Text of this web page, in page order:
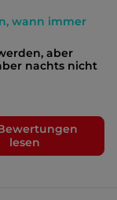
wann immer
aber
nachts nicht
lesen